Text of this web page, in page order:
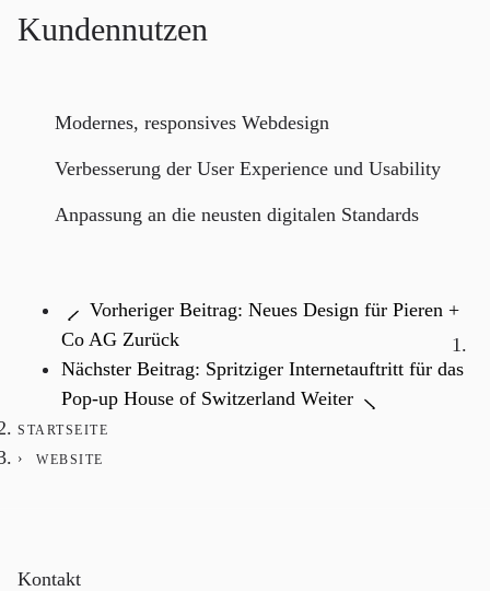
Kundennutzen
Modernes, responsives Webdesign
Verbesserung der User Experience und Usability
Anpassung an die neusten digitalen Standards
Vorheriger Beitrag: Neues Design für Pieren +
Co AG Zurück
Nächster Beitrag: Spritziger Internetauftritt für das
Pop-up House of Switzerland Weiter
STARTSEITE
WEBSITE
Kontakt